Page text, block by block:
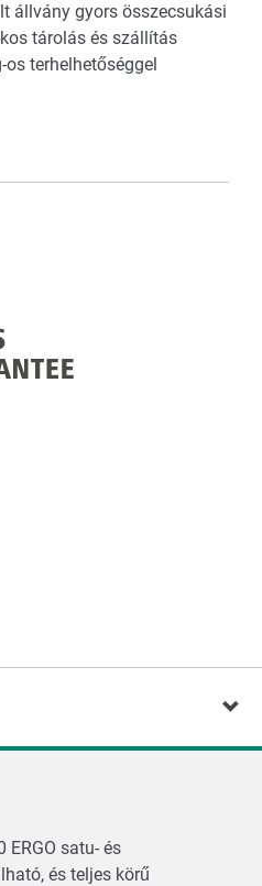
állvány gyors összecsukási
tárolás és szállítás
os terhelhetőséggel
satu- és
és teljes körű